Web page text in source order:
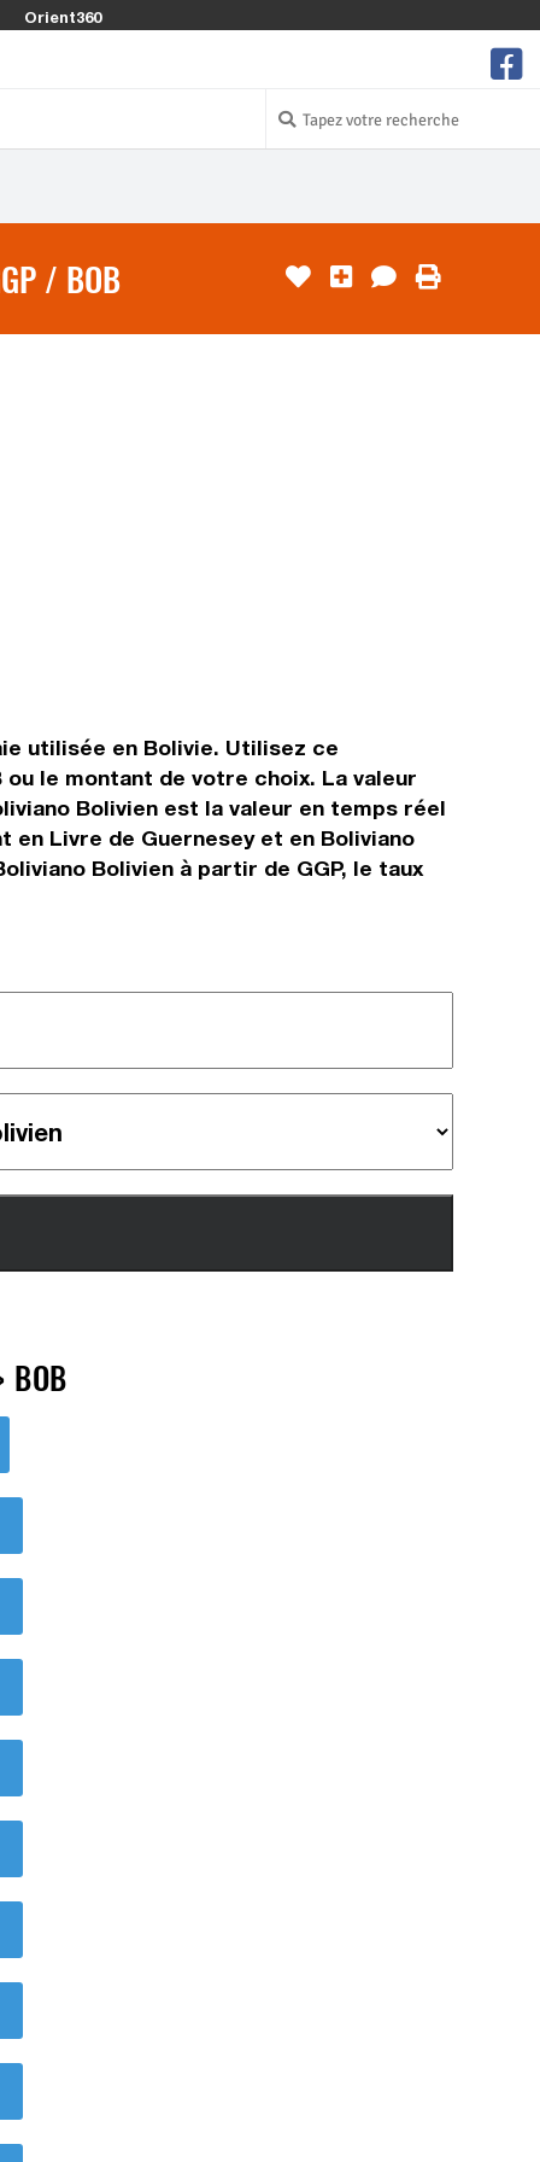
Orient360
/ BOB
utilisée en Bolivie. Utilisez ce
le montant de votre choix. La valeur
Bolivien est la valeur en temps réel
Livre de Guernesey et en Boliviano
Bolivien à partir de GGP, le taux
BOB